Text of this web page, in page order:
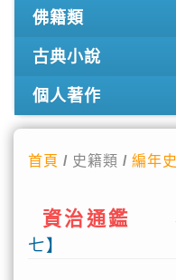
佛籍類
古典小說
個人著作
首頁 / 史籍類 /編年史
資治通鑑
七】